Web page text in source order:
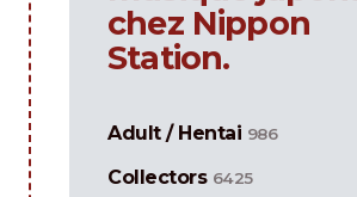
chez Nippon
Station.
Adult / Hentai 986
Collectors 6425